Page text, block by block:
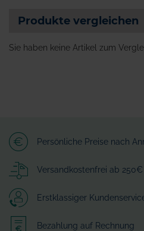
Produkte vergleichen
Sie haben keine Artikel zum
Persönliche Preise nach
Versandkostenfrei ab 250€
Erstklassiger
Bezahlung auf Rechnung